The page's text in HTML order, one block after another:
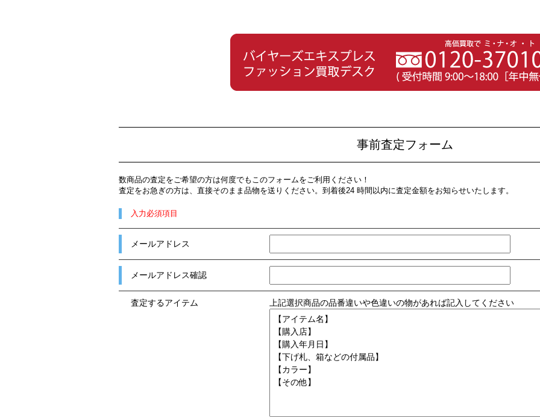
事前査定フォーム
数商品の査定をご希望の方は何度でもこのフォームをご利用ください！
査定をお急ぎの方は、直接そのまま品物を送りください。到着後24 時間以内に査定金額をお知らせいたします。
入力必須項目
メールアドレス
メールアドレス確認
査定するアイテム 上記選択商品の品番違いや色違いの物があれば記入してください